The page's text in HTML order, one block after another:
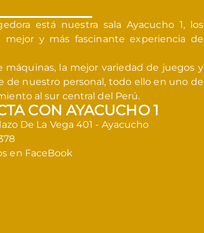
está nuestra sala Ayacucho 1, los
y más fascinante experiencia de
la mejor variedad de juegos y
de nuestro personal, todo ello en uno de
al sur central del Perú.
CON AYACUCHO 1
De La Vega 401 - Ayacucho
en FaceBook